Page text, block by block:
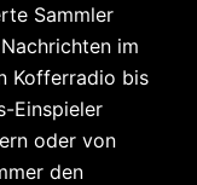
Sammler
im
Kofferradio bis
Einspieler
oder von
den